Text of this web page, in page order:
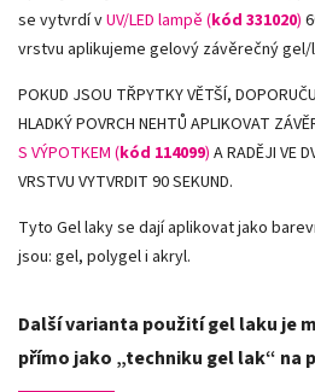
se vytvrdí vUV/LED lampě (kód 331020)
vrstvu aplikujeme gelový závěrečný gel/
POKUD JSOU TŘPYTKY VĚTŠÍ,
HLADKÝ POVRCH NEHTŮ APLIKOVAT
S VÝPOTKEM (kód 114099) A RADĚJI VE
VRSTVU VYTVRDIT 90 SEKUND.
Tyto Gel laky se dají aplikovat jako
jsou: gel, polygel i akryl.
Další varianta použití gel laku je
přímo jako „techniku gel lak“ na